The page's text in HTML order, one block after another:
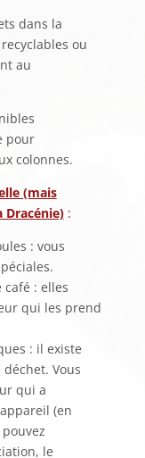
dans la
ou
au
pour
colonnes.
(mais
Dracénie):
: vous
: elles
qui les prend
: il existe
Vous
qui a
(en
le